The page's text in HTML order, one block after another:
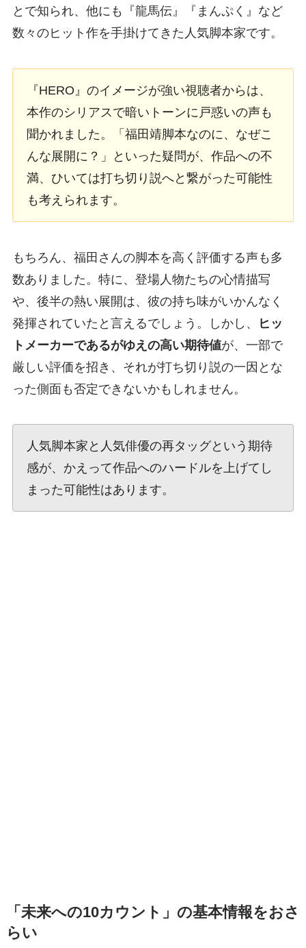
とで知られ、他にも『龍馬伝』『まんぷく』など
数々のヒット作を手掛けてきた人気脚本家です。
『HERO』のイメージが強い視聴者からは、
本作のシリアスで暗いトーンに戸惑いの声も
聞かれました。「福田靖脚本なのに、なぜこ
んな展開に？」といった疑問が、作品への不
満、ひいては打ち切り説へと繋がった可能性
も考えられます。
もちろん、福田さんの脚本を高く評価する声も多
数ありました。特に、登場人物たちの心情描写
や、後半の熱い展開は、彼の持ち味がいかんなく
発揮されていたと言えるでしょう。しかし、
ヒッ
トメーカーであるがゆえの高い期待値が、一部で
厳しい評価を招き、それが打ち切り説の一因とな
った側面も否定できないかもしれません。
人気脚本家と人気俳優の再タッグという期待
感が、かえって作品へのハードルを上げてし
まった可能性はあります。
「未来への10カウント」の基本情報をおさ
らい